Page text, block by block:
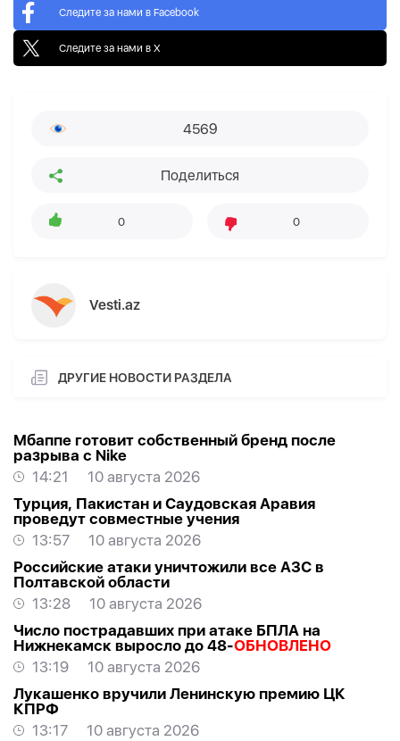
Следите за нами в Facebook
Следите за нами в X
4569
Поделиться
0 0
Vesti.az
ДРУГИЕ НОВОСТИ РАЗДЕЛА
Мбаппе готовит собственный бренд после
разрыва с Nike
14:21
10 августа 2026
Турция, Пакистан и Саудовская Аравия
проведут совместные учения
13:57
10 августа 2026
Российские атаки уничтожили все АЗС в
Полтавской области
13:28
10 августа 2026
Число пострадавших при атаке БПЛА на
Нижнекамск выросло до 48-ОБНОВЛЕНО
13:19
10 августа 2026
Лукашенко вручили Ленинскую премию ЦК
КПРФ
13:17
10 августа 2026